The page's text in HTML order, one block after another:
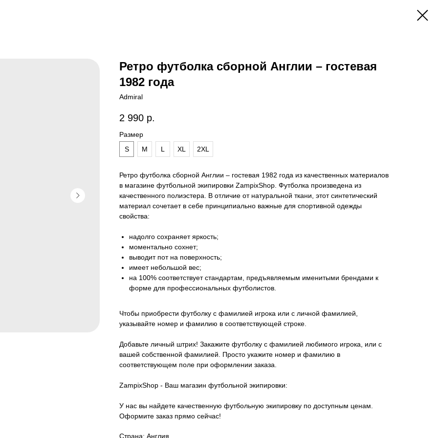
Ретро футболка сборной Англии – гостевая
1982 года
Admiral
2 990 р.
Размер
S
M L XL 2XL
Ретро футболка сборной Англии – гостевая 1982 года из качественных материалов
в магазине футбольной экипировки ZampixShop. Футболка произведена из
качественного полиэстера. В отличие от натуральной ткани, этот синтетический
материал сочетает в себе принципиально важные для спортивной одежды
свойства:
надолго сохраняет яркость;
моментально сохнет;
выводит пот на поверхность;
имеет небольшой вес;
на 100% соответствует стандартам, предъявляемым именитыми брендами к
форме для профессиональных футболистов.
Чтобы приобрести футболку с фамилией игрока или с личной фамилией,
указывайте номер и фамилию в соответствующей строке.
Добавьте личный штрих! Закажите футболку с фамилией любимого игрока, или с
вашей собственной фамилией. Просто укажите номер и фамилию в
соответствующем поле при оформлении заказа.
ZampixShop - Ваш магазин футбольной экипировки:
У нас вы найдете качественную футбольную экипировку по доступным ценам.
Оформите заказ прямо сейчас!
Страна: Англия